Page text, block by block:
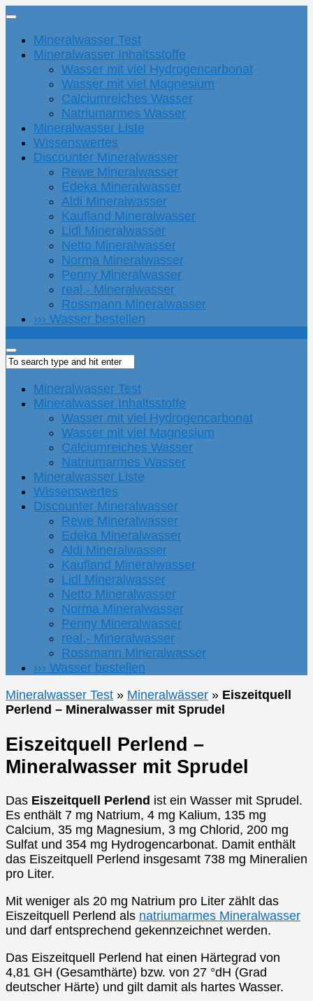
Mineralwasser Test
Mineralwasser Inhaltsstoffe
Wasser mit viel Hydrogencarbonat
Wasser mit viel Magnesium
Calciumreiches Wasser
Natriumarmes Wasser
Mineralwasser Liste
Wissenswertes
Discounter Mineralwasser
Rewe Mineralwasser
Edeka Mineralwasser
Aldi Mineralwasser
Kaufland Mineralwasser
Lidl Mineralwasser
Netto Mineralwasser
Norma Mineralwasser
Penny Mineralwasser
real,- Mineralwasser
Rossmann Mineralwasser
››› Wasser bestellen
Mineralwasser Test
Mineralwasser Inhaltsstoffe
Wasser mit viel Hydrogencarbonat
Wasser mit viel Magnesium
Calciumreiches Wasser
Natriumarmes Wasser
Mineralwasser Liste
Wissenswertes
Discounter Mineralwasser
Rewe Mineralwasser
Edeka Mineralwasser
Aldi Mineralwasser
Kaufland Mineralwasser
Lidl Mineralwasser
Netto Mineralwasser
Norma Mineralwasser
Penny Mineralwasser
real,- Mineralwasser
Rossmann Mineralwasser
››› Wasser bestellen
Mineralwasser Test » Mineralwässer » Eiszeitquell
Perlend – Mineralwasser mit Sprudel
Eiszeitquell Perlend –
Mineralwasser mit Sprudel
Das Eiszeitquell Perlend ist ein Wasser mit Sprudel.
Es enthält 7 mg Natrium, 4 mg Kalium, 135 mg
Calcium, 35 mg Magnesium, 3 mg Chlorid, 200 mg
Sulfat und 354 mg Hydrogencarbonat. Damit enthält
das Eiszeitquell Perlend insgesamt 738 mg Mineralien
pro Liter.
Mit weniger als 20 mg Natrium pro Liter zählt das
Eiszeitquell Perlend als natriumarmes Mineralwasser
und darf entsprechend gekennzeichnet werden.
Das Eiszeitquell Perlend hat einen Härtegrad von
4,81 GH (Gesamthärte) bzw. von 27 °dH (Grad
deutscher Härte) und gilt damit als hartes Wasser.